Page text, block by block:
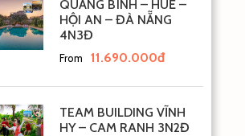
QUẢNG BÌNH – HUẾ –
HỘI AN – ĐÀ NẴNG
4N3Đ
From 11.690.000đ
TEAM BUILDING VĨNH
HY – CAM RANH 3N2Đ